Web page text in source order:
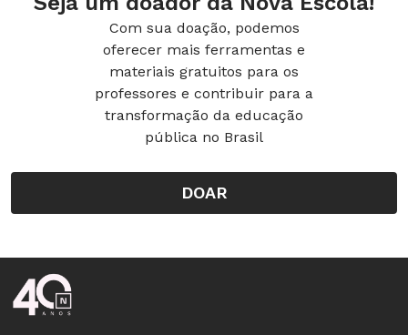
Rei Bigodeira e Sua Banheira
Autor: Don e Audrey Wood
Preço: R$ 20,90
Tanto, Tanto!
Com sua doação, podemos
oferecer mais ferramentas e
materiais gratuitos para os
professores e contribuir para a
transformação da educação
pública no Brasil
DOAR
Rodapé da Nova Escola